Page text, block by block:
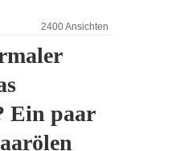
2400 Ansichten
Ein paar